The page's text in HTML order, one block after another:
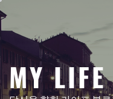
텐
건
뛰MY